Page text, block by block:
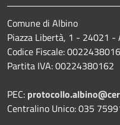
Comune di Albino
Piazza Libertà, 1 - 24021 -
Codice Fiscale:
Partita IVA: 00224380162
PEC:
Centralino Unico: 035